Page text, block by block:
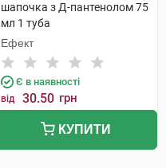
шапочка з Д-пантенолом 75
мл 1 туба
Ефект
Є в наявності
від 30.50 грн
КУПИТИ